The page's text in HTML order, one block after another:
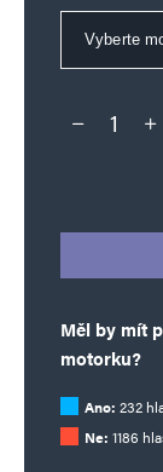
Deník TO –
Měl by mít
motorku?
Ano: 232
Ne: 1186